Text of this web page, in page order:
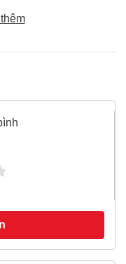
máy nhanh hỏng